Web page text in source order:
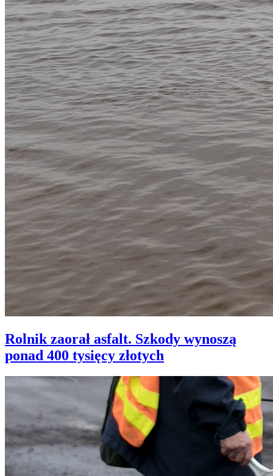
Rolnik zaorał asfalt. Szkody wynoszą
ponad 400 tysięcy złotych